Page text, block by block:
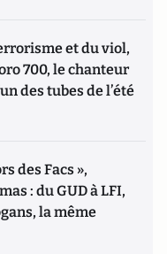
et du viol,
700, le chanteur
des tubes de l’été
des Facs »,
: du GUD à LFI,
la même